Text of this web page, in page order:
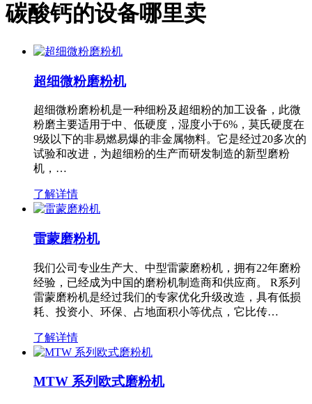
碳酸钙的设备哪里卖
超细微粉磨粉机
超细微粉磨粉机是一种细粉及超细粉的加工设备，此微
粉磨主要适用于中、低硬度，湿度小于6%，莫氏硬度在
9级以下的非易燃易爆的非金属物料。它是经过20多次的
试验和改进，为超细粉的生产而研发制造的新型磨粉
机，…
了解详情
雷蒙磨粉机
我们公司专业生产大、中型雷蒙磨粉机，拥有22年磨粉
经验，已经成为中国的磨粉机制造商和供应商。 R系列
雷蒙磨粉机是经过我们的专家优化升级改造，具有低损
耗、投资小、环保、占地面积小等优点，它比传…
了解详情
MTW 系列欧式磨粉机